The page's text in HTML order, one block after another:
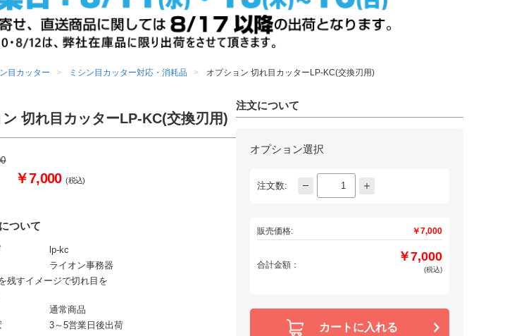
目カッター ミシン目カッター対応・消耗品 オプション 切れ目カッターLP-KC(交換刃用)
切れ目カッターLP-KC(交換刃用)
￥7,000(税込)
ついて
lp-kc
ライオン事務器
残すイメージで切れ目を
通常商品
3～5営業日後出荷
注文について
オプション選択
注文数:
販売価格: ￥7,000
合計金額：
￥7,000
(税込)
カートに入れる